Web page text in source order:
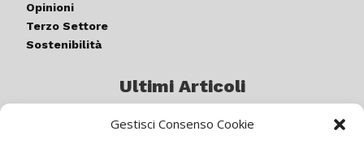
Gestisci Consenso Cookie
Opinioni
Terzo Settore
Sostenibilità
Ultimi Articoli
Germogli di luce: al via la quinta